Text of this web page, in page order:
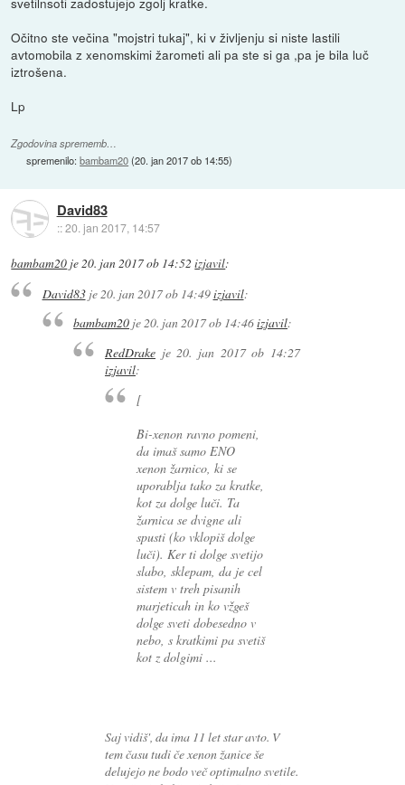
Očitno ste večina "mojstri tukaj", ki v življenju si niste lastili
avtomobila z xenomskimi žarometi ali pa ste si ga ,pa je bila luč
iztrošena.
Lp
Zgodovina sprememb…
spremenilo:bambam20(20. jan 2017 ob 14:55)
David83
::20. jan 2017, 14:57
bambam20 je20. jan 2017 ob 14:52 izjavil:
David83je 20. jan 2017 ob 14:49izjavil:
bambam20 je20. jan 2017 ob 14:46izjavil:
RedDrakeje20. jan 2017 ob 14:27
izjavil:
[
Bi-xenon ravno pomeni,
da imaš samo ENO
xenon žarnico, ki se
uporablja tako za kratke,
kot za dolge luči. Ta
žarnica se dvigne ali
spusti (ko vklopiš dolge
luči). Ker ti dolge svetijo
slabo, sklepam, da je cel
sistem v treh pisanih
marjeticah in ko vžgeš
dolge sveti dobesedno v
nebo, s kratkimi pa svetiš
kot z dolgimi ...
Saj vidiš', da ima 11 let star avto. V
tem času tudi če xenon žanice še
delujejo ne bodo več optimalno svetile.